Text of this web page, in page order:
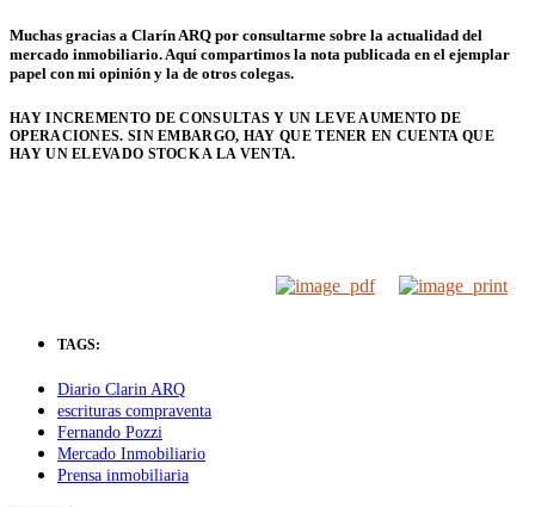
Muchas gracias a Clarín ARQ por consultarme sobre la actualidad del
mercado inmobiliario. Aquí compartimos la nota publicada en el ejemplar
papel con mi opinión y la de otros colegas.
HAY INCREMENTO DE CONSULTAS Y UN LEVE AUMENTO DE
OPERACIONES. SIN EMBARGO, HAY QUE TENER EN CUENTA QUE
HAY UN ELEVADO STOCK A LA VENTA.
TAGS:
Diario Clarin ARQ
escrituras compraventa
Fernando Pozzi
Mercado Inmobiliario
Prensa inmobiliaria